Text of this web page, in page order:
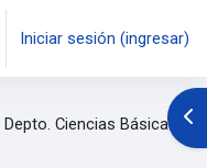
Iniciar sesión (ingresar)
Depto. Ciencias Básicas